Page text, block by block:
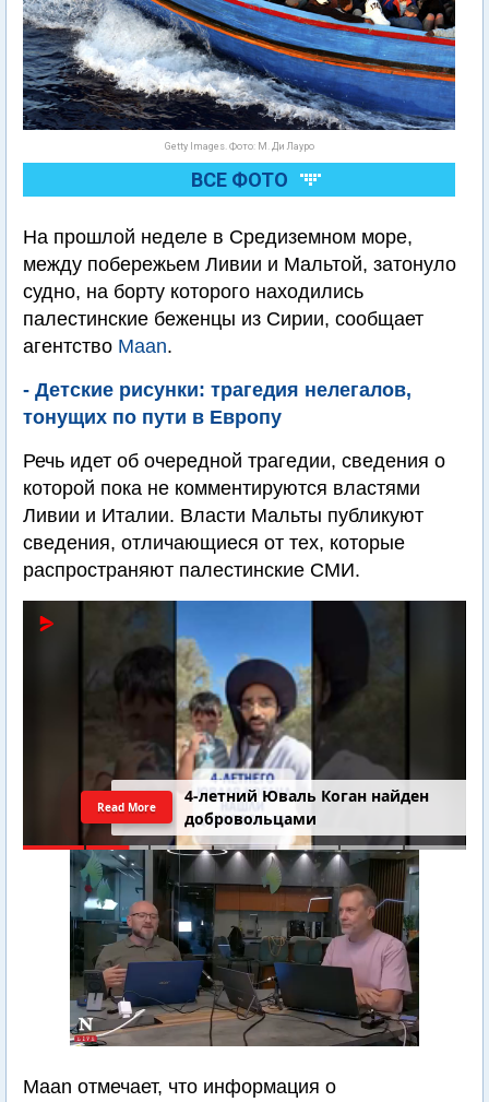
Getty Images. Фото: М. Ди Лауро
ВСЕ ФОТО
На прошлой неделе в Средиземном море,
между побережьем Ливии и Мальтой, затонуло
судно, на борту которого находились
палестинские беженцы из Сирии, сообщает
агентство Maan.
- Детские рисунки: трагедия нелегалов,
тонущих по пути в Европу
Речь идет об очередной трагедии, сведения о
которой пока не комментируются властями
Ливии и Италии. Власти Мальты публикуют
сведения, отличающиеся от тех, которые
распространяют палестинские СМИ.
4-летний Юваль Коган найден
добровольцами
Read More
Maan отмечает, что информация о